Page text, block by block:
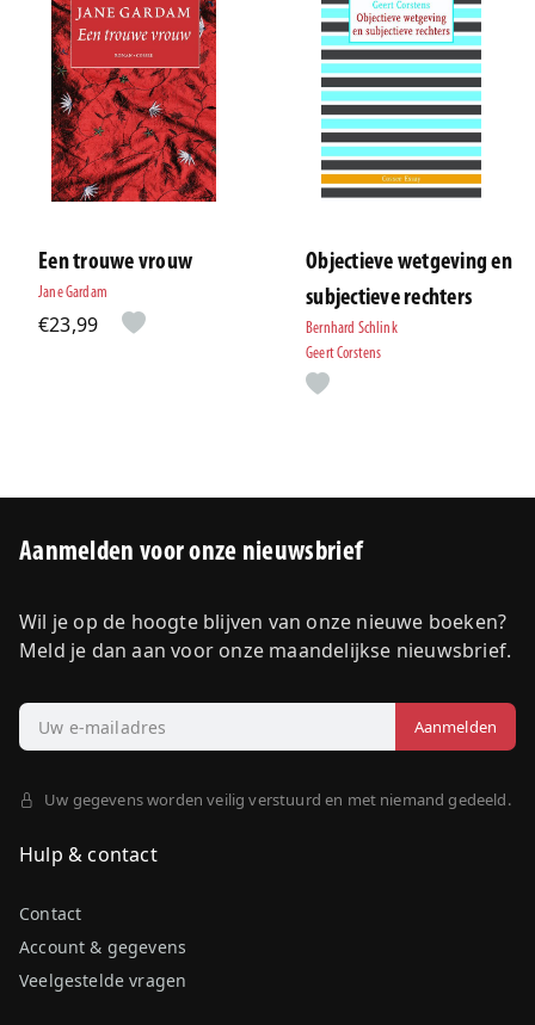
Een trouwe vrouw
Jane Gardam
€23,99
Objectieve wetgeving en
subjectieve rechters
Bernhard Schlink
Geert Corstens
Aanmelden voor onze nieuwsbrief
Wil je op de hoogte blijven van onze nieuwe boeken?
Meld je dan aan voor onze maandelijkse nieuwsbrief.
Uw gegevens worden veilig verstuurd en met niemand gedeeld.
Hulp & contact
Account & gegevens
Veelgestelde vragen
Contact